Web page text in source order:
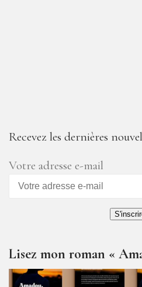
Recevez les dernières
Votre adresse e-mail
Lisez mon roman «